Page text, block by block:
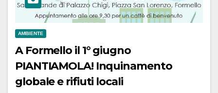
AMBIENTE
A Formello il 1° giugno
PIANTIAMOLA! Inquinamento
globale e rifiuti locali